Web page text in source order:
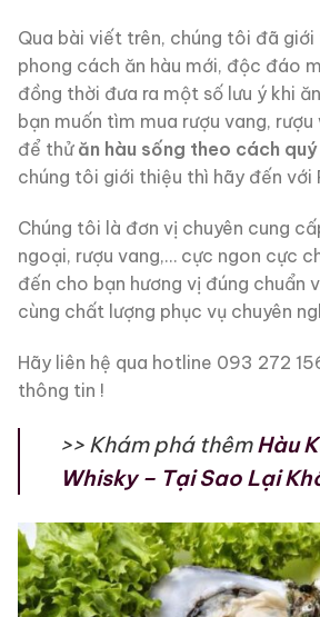
Qua bài viết trên, chúng tôi đã
phong cách ăn hàu mới, độc đáo
đồng thời đưa ra một số lưu ý khi
bạn muốn tìm mua rượu vang,
để thử ăn hàu sống theo cách
chúng tôi giới thiệu thì hãy đến với
Chúng tôi là đơn vị chuyên cung
ngoại, rượu vang,… cực ngon cực
đến cho bạn hương vị đúng chuẩn
cùng chất lượng phục vụ chuyên
Hãy liên hệ qua hotline 093 272
thông tin !
>> Khám phá thêmHàu
Whisky – Tại Sao Lại